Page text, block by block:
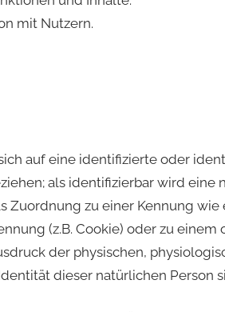
mit Nutzern.
auf eine identifizierte oder
als identifizierbar wird eine
zu einer Kennung wie
(z.B. Cookie) oder zu einem
der physischen,
dieser natürlichen Person